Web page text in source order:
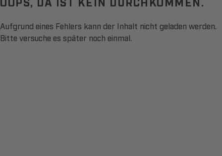
Aufgrund eines Fehlers kann der Inhalt nicht geladen werden.
Bitte versuche es später noch einmal.